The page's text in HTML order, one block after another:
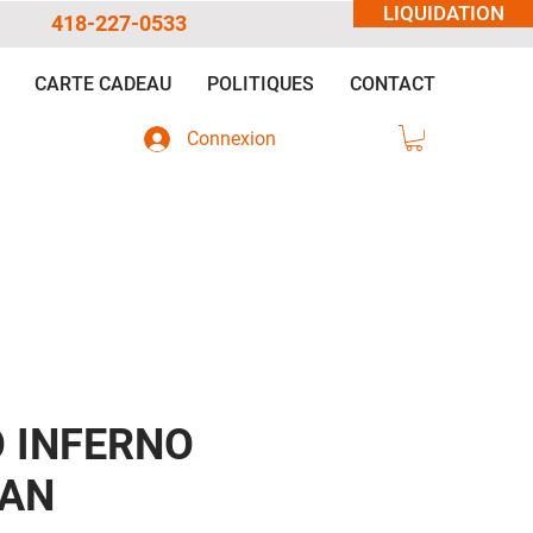
LIQUIDATION
418-227-0533
CARTE CADEAU POLITIQUES CONTACT
Connexion
INFERNO